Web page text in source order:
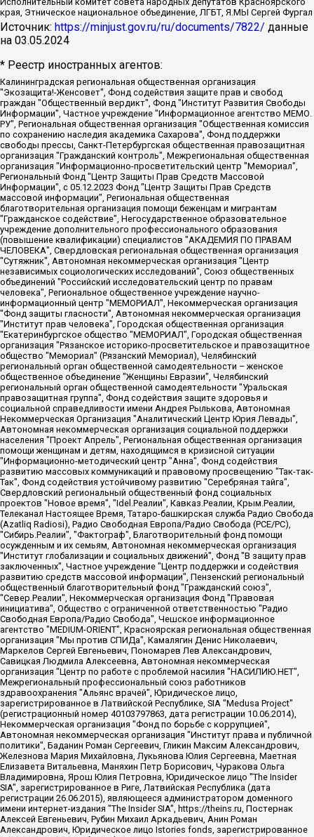
края, Этническое национальное объединение, ЛГБТ, Я.МЫ Сергей Фургал
Источник: https://minjust.gov.ru/ru/documents/7822/ данные
на 03.05.2024
* Реестр иностранных агентов:
Калининградская региональная общественная организация "Экозащита!-Женсовет", Фонд содействия защите прав и свобод граждан "Общественный вердикт", Фонд "Институт Развития Свободы Информации", Частное учреждение "Информационное агентство МЕМО. РУ", Региональная общественная организация "Общественная комиссия по сохранению наследия академика Сахарова", Фонд поддержки свободы прессы, Санкт-Петербургская общественная правозащитная организация "Гражданский контроль", Межрегиональная общественная организация "Информационно-просветительский центр "Мемориал", Региональный Фонд "Центр Защиты Прав Средств Массовой Информации", с 05.12.2023 Фонд "Центр Защиты Прав Средств массовой информации", Региональная общественная благотворительная организация помощи беженцам и мигрантам "Гражданское содействие", Негосударственное образовательное учреждение дополнительного профессионального образования (повышение квалификации) специалистов "АКАДЕМИЯ ПО ПРАВАМ ЧЕЛОВЕКА", Свердловская региональная общественная организация "Сутяжник", Автономная некоммерческая организация "Центр независимых социологических исследований", Союз общественных объединений "Российский исследовательский центр по правам человека", Региональное общественное учреждение научно-информационный центр "МЕМОРИАЛ", Некоммерческая организация "Фонд защиты гласности", Автономная некоммерческая организация "Институт прав человека", Городская общественная организация "Екатеринбургское общество "МЕМОРИАЛ", Городская общественная организация "Рязанское историко-просветительское и правозащитное общество "Мемориал" (Рязанский Мемориал), Челябинский региональный орган общественной самодеятельности – женское общественное объединение "Женщины Евразии", Челябинский региональный орган общественной самодеятельности "Уральская правозащитная группа", Фонд содействия защите здоровья и социальной справедливости имени Андрея Рылькова, Автономная Некоммерческая Организация "Аналитический Центр Юрия Левады", Автономная некоммерческая организация социальной поддержки населения "Проект Апрель", Региональная общественная организация помощи женщинам и детям, находящимся в кризисной ситуации "Информационно-методический центр "Анна", Фонд содействия развитию массовых коммуникаций и правовому просвещению "Так-так-Так", Фонд содействия устойчивому развитию "Серебряная тайга", Свердловский региональный общественный фонд социальных проектов "Новое время", "Idel.Реалии", Кавказ.Реалии, Крым.Реалии, Телеканал Настоящее Время, Татаро-башкирская служба Радио Свобода (Azatliq Radiosi), Радио Свободная Европа/Радио Свобода (PCE/PC), "Сибирь.Реалии", "Фактограф", Благотворительный фонд помощи осужденным и их семьям, Автономная некоммерческая организация "Институт глобализации и социальных движений", Фонд "В защиту прав заключенных", Частное учреждение "Центр поддержки и содействия развитию средств массовой информации", Пензенский региональный общественный благотворительный фонд "Гражданский союз", "Север.Реалии", Некоммерческая организация Фонд "Правовая инициатива", Общество с ограниченной ответственностью "Радио Свободная Европа/Радио Свобода", Чешское информационное агентство "MEDIUM-ORIENT", Красноярская региональная общественная организация "Мы против СПИДа", Камалягин Денис Николаевич, Маркелов Сергей Евгеньевич, Пономарев Лев Александрович, Савицкая Людмила Алексеевна, Автономная некоммерческая организация "Центр по работе с проблемой насилия "НАСИЛИЮ.НЕТ", Межрегиональный профессиональный союз работников здравоохранения "Альянс врачей", Юридическое лицо, зарегистрированное в Латвийской Республике, SIA "Medusa Project" (регистрационный номер 40103797863, дата регистрации 10.06.2014), Некоммерческая организация "Фонд по борьбе с коррупцией", Автономная некоммерческая организация "Институт права и публичной политики", Баданин Роман Сергеевич, Гликин Максим Александрович, Железнова Мария Михайловна, Лукьянова Юлия Сергеевна, Маетная Елизавета Витальевна, Маняхин Петр Борисович, Чуракова Ольга Владимировна, Ярош Юлия Петровна, Юридическое лицо "The Insider SIA", зарегистрированное в Риге, Латвийская Республика (дата регистрации 26.06.2015), являющееся администратором доменного имени интернет-издания "The Insider SIA", https://theins.ru, Постернак Алексей Евгеньевич, Рубин Михаил Аркадьевич, Анин Роман Александрович, Юридическое лицо Istories fonds, зарегистрированное в Латвийской Республике (регистрационный номер 50008295751, дата регистрации 24.02.2020), Великовский Дмитрий Александрович, Долинина Ирина Николаевна, Мароховская Алеся Алексеевна, Шлейнов Роман Юрьевич, Шмагун Олеся Валентиновна, Общество с ограниченной ответственностью "Альтаир 2021", Общество с ограниченной ответственностью "Вега 2021", Общество с ограниченной ответственностью "Главный редактор 2021", Общество с ограниченной ответственностью "Ромашки монолит", Важенков Артем Валерьевич, Ивановская областная общественная организация "Центр гендерных исследований", Гурман Юрий Альбертович, Медиапроект "ОВД-Инфо", Егоров Владимир Владимирович, Жилинский Владимир Александрович, Общество с ограниченной ответственностью "ЗП", Иванова София Юрьевна, Карезина Инна Павловна, Кильтау Екатерина Викторовна, Петров Алексей Викторович, Пискунов Сергей Евгеньевич, Смирнов Сергей Сергеевич, Тихонов Михаил Сергеевич, Общество с ограниченной ответственностью "ЖУРНАЛИСТ-ИНОСТРАННЫЙ АГЕНТ", Арапова Галина Юрьевна, Вольтская Татьяна Анатольевна, Американская компания "Mason G.E.S. Anonymous Foundation" (США), являющаяся владельцем интернет-издания https://mnews.world/, Компания "Stichting Bellingcat", зарегистрированная в Нидерландах (дата регистрации 11.07.2018), Захаров Андрей Вячеславович, Клепиковская Екатерина Дмитриевна, Общество с ограниченной ответственностью "МЕМО", Перл Роман Александрович, Симонов Евгений Алексеевич, Соловьева Елена Анатольевна, Сотников Даниил Владимирович, Сурначева Елизавета Дмитриевна, Автономная некоммерческая организация по защите прав человека и информированию населения "Якутия – Наше Мнение", Общество с ограниченной ответственностью "Москоу диджитал медиа", с 26.01.2023 Общество с ограниченной ответственностью "Чайка Белые сады", Ветошкина Валерия Валерьевна, Заговора Максим Александрович, Межрегиональное общественное движение "Российская ЛГБТ - сеть", Оленичев Максим Владимирович, Павлов Иван Юрьевич, Скворцова Елена Сергеевна, Общество с ограниченной ответственностью "Как бы инагент", Кочетков Игорь Викторович, Общество с ограниченной ответственностью "Честные выборы", Еланчик Олег Александрович, Общество с ограниченной ответственностью "Нобелевский призыв", Гималова Регина Эмилевна, Григорьев Андрей Валерьевич, Григорьева Алина Александровна, Ассоциация по содействию защите прав призывников, альтернативнослужащих и военнослужащих "Правозащитная группа "Гражданин.Армия.Право", Хисамова Регина Фаритовна, Автономная некоммерческая организация по реализации социально-правовых программ "Лилит", Дальневосточное общественное движение "Маяк", Санкт-Петербургская ЛГБТ-инициативная группа "Выход", Инициативная группа ЛГБТ+ "Реверс", Алексеев Андрей Викторович, Бекбулатова Таисия Львовна, Беляев Иван Михайлович, Владыкина Елена Сергеевна, Гельман Марат Александрович, Никульшина Вероника Юрьевна, Толоконникова Надежда Андреевна, Шендерович Виктор Анатольевич, Общество с ограниченной ответственностью "Данное сообщение", Общество с ограниченной ответственностью Издательский дом "Новая глава", Айнбиндер Александра Александровна, Московский комьюнити-центр для ЛГБТ+инициатив, Благотворительный фонд развития филантропии, Deutsche Welle (Германия, Kurt-Schumacher-Strasse 3, 53113 Bonn), Борзунова Мария Михайловна, Воробьев Виктор Викторович, Голубева Анна Львовна, Константинова Алла Михайловна, Малкова Ирина Владимировна, Мурадов Мурад Абдулгалимович, Осетинская Елизавета Николаевна, Понасенков Евгений Николаевич, Ганапольский Матвей Юрьевич, Киселев Евгений Алексеевич, Борухович Ирина Григорьевна, Дремин Иван Тимофеевич, Дубровский Дмитрий Викторович, Красноярская региональная общественная организация поддержки и развития альтернативных образовательных технологий и межкультурных коммуникаций "ИНТЕРРА", Маяковская Екатерина Алексеевна, Фейгин Марк Захарович, Филимонов Андрей Викторович, Дзугкоева Регина Николаевна, Доброхотов Роман Александрович, Дудь Юрий Александрович, Елкин Сергей Владимирович, Кругликов Кирилл Игоревич, Сабунаева Мария Леонидовна, Семенов Алексей Владимирович, Шаинян Карен Багратович, Шульман Екатерина Михайловна, Асафьев Артур Валерьевич, Вахштайн Виктор Семенович, Венедиктов Алексей Алексеевич, Лушникова Екатерина Евгеньевна, Волков Леонид Михайлович, Невзоров Александр Глебович, Пархоменко Сергей Борисович, Сироткин Ярослав Николаевич, Кара-Мурза Владимир Владимирович, Баранова Наталья Владимировна, Гозман Леонид Яковлевич, Кагарлицкий Борис Юльевич, Климарев Михаил Валерьевич, Милов Владимир Станиславович, Автономная некоммерческая организация Краснодарский центр современного искусства "Типография", Моргенштерн Алишер Тагирович, Соболь Любовь Эдуардовна, Общество с ограниченной ответственностью "ЛИЗА НОРМ", Каспаров Гарри Кимович, Ходорковский Михаил Борисович, Общество с ограниченной ответственностью "Апрельские тезисы", Данилович Ирина Брониславовна, Кашин Олег Владимирович, Петров Николай Владимирович, Пивоваров Алексей Владимирович, Соколов Михаил Владимирович, Цветкова Юлия Владимировна, Чичваркин Евгений Александрович, Комитет против пыток/Команда против пыток, Общество с ограниченной ответственностью "Первый научный", Общество с ограниченной ответственностью "Вертолет и ко", Белоцерковская Вероника Борисовна, Кац Максим Евгеньевич, Лазарева Татьяна Юрьевна, Шаведдинов Руслан Табризович, Яшин Илья Валерьевич, Общество с ограниченной ответственностью "Иноагент ААВ", Алешковский Дмитрий Петрович, Альбац Евгения Марковна, Быков Дмитрий Львович, Галямина Юлия Евгеньевна, Лойко Сергей Леонидович, Мартынов Кирилл Константинович, Медведев Сергей Александрович, Крашенинников Федор Геннадиевич, Гордеева Катерина Вл